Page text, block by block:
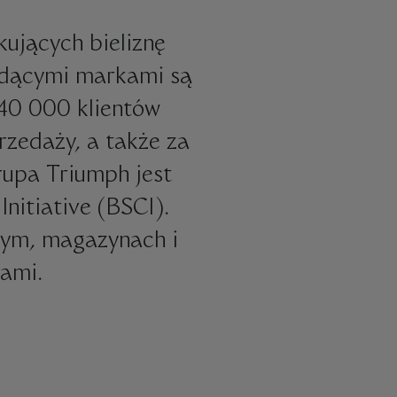
bieliznę
markami są
000 klientów
a także za
Triumph jest
Initiative (BSCI).
magazynach i